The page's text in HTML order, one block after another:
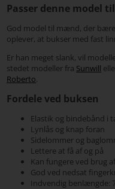
Passer denne model
God model til mænd, der
oplever, at bukser med fast
Er han meget slank, vil
stedet modeller fra Sunwill
Roberto.
Fordele ved buksen
Elastik og bindebånd i
Lynlås og knap foran
Sidelommer og
Lettere at få af og på
Kan fungere ved brug
God ved nedsat
Indvendig benlængde: